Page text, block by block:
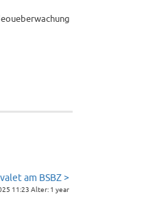
am BSBZ >
11:23 Alter: 1 year